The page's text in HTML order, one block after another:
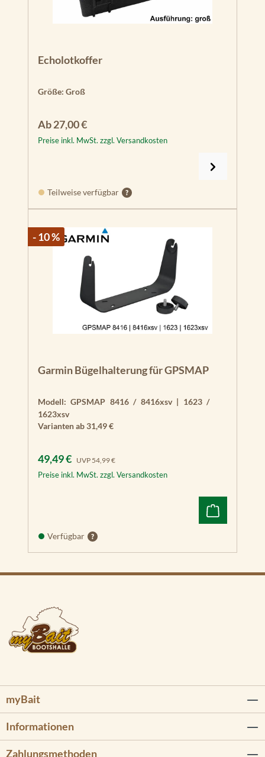
Echolotkoffer
Größe: Groß
Regulärer Preis:
Ab27,00 €
Preise inkl. MwSt. zzgl. Versandkosten
Teilweise verfügbar
- 10 %
Garmin Bügelhalterung für GPSMAP
Modell: GPSMAP 8416 / 8416xsv | 1623 /
1623xsv
Varianten ab31,49 €
Verkaufspreis:
49,49 € UVP Regulärer Preis:
54,99 €
Preise inkl. MwSt. zzgl. Versandkosten
Verfügbar
myBait
Informationen
Zahlungsmethoden